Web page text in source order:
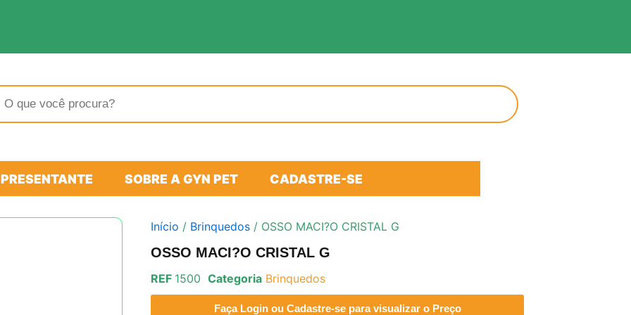
SOBRE A GYN PET CADASTRE-SE
Início / Brinquedos / OSSO MACI?O CRISTAL G
OSSO MACI?O CRISTAL G
REF 1500 Categoria Brinquedos
Faça Login ou Cadastre-se para visualizar o Preço